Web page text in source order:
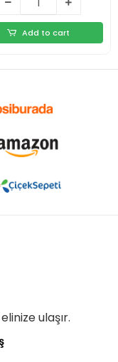
Add to cart
ulaşır.